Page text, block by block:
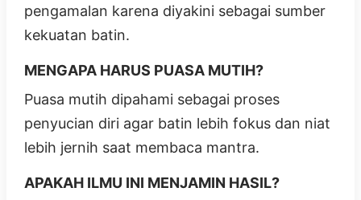
pengamalan karena diyakini sebagai sumber
kekuatan batin.
MENGAPA HARUS PUASA MUTIH?
Puasa mutih dipahami sebagai proses
penyucian diri agar batin lebih fokus dan niat
lebih jernih saat membaca mantra.
APAKAH ILMU INI MENJAMIN HASIL?